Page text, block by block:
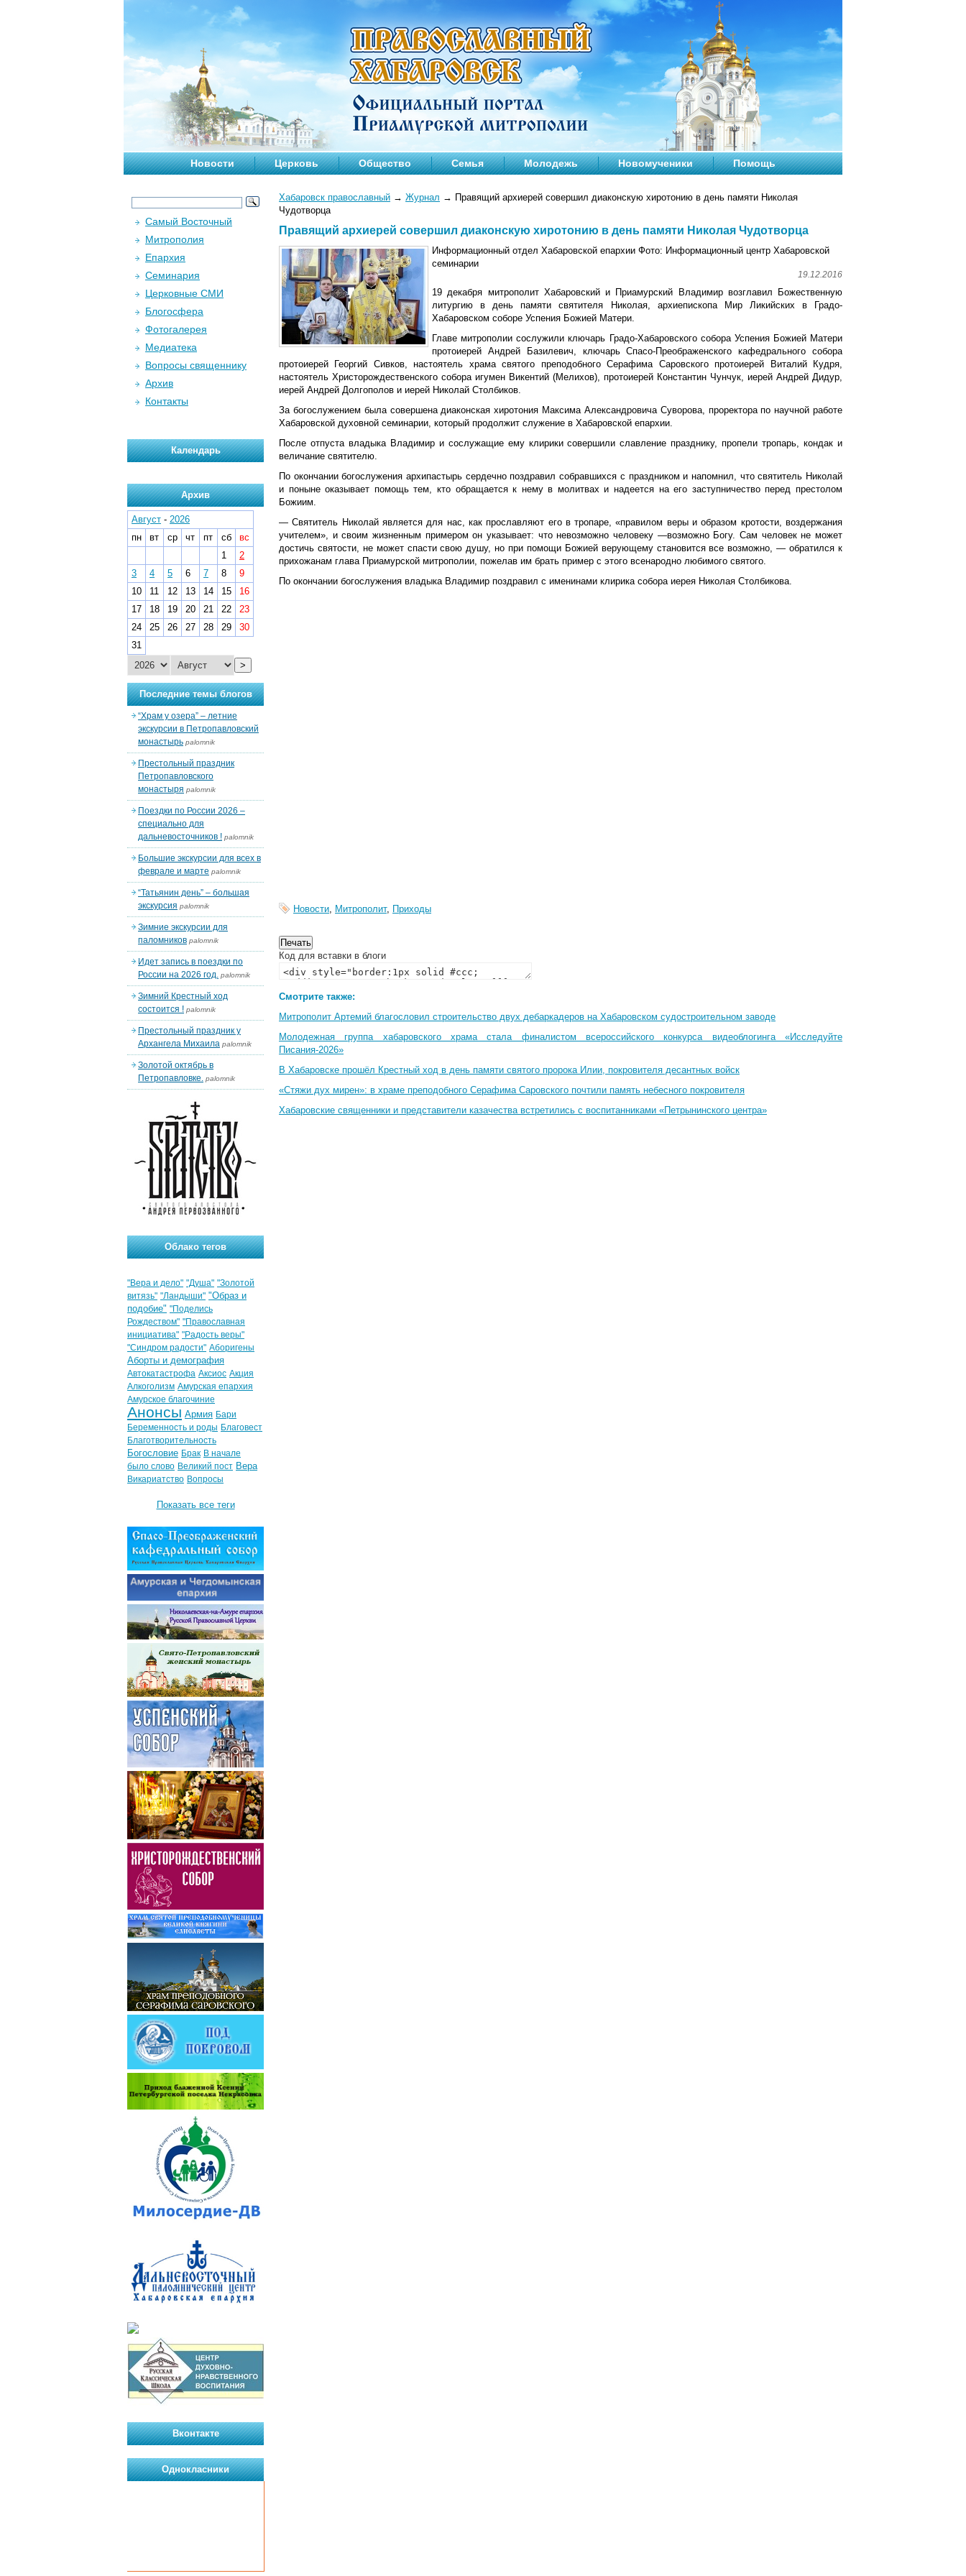
Новости Церковь Общество Семья Молодежь Новомученики Помощь
Хабаровск православный → Журнал → Правящий архиерей совершил диаконскую хиротонию в день памяти Николая
Чудотворца
Правящий архиерей совершил диаконскую хиротонию в день памяти Николая Чудотворца
Информационный отдел Хабаровской епархии Фото: Информационный центр Хабаровской
семинарии
19.12.2016
19 декабря митрополит Хабаровский и Приамурский Владимир возглавил Божественную
литургию в день памяти святителя Николая, архиепископа Мир Ликийских в Градо-
Хабаровском соборе Успения Божией Матери.
Главе митрополии сослужили ключарь Градо-Хабаровского собора Успения Божией Матери
протоиерей Андрей Базилевич, ключарь Спасо-Преображенского кафедрального собора
протоиерей Георгий Сивков, настоятель храма святого преподобного Серафима Саровского протоиерей Виталий Кудря,
настоятель Христорождественского собора игумен Викентий (Мелихов), протоиерей Константин Чунчук, иерей Андрей Дидур,
иерей Андрей Долгополов и иерей Николай Столбиков.
За богослужением была совершена диаконская хиротония Максима Александровича Суворова, проректора по научной работе
Хабаровской духовной семинарии, который продолжит служение в Хабаровской епархии.
После отпуста владыка Владимир и сослужащие ему клирики совершили славление празднику, пропели тропарь, кондак и
величание святителю.
По окончании богослужения архипастырь сердечно поздравил собравшихся с праздником и напомнил, что святитель Николай
и поныне оказывает помощь тем, кто обращается к нему в молитвах и надеется на его заступничество перед престолом
Божиим.
— Святитель Николай является для нас, как прославляют его в тропаре, «правилом веры и образом кротости, воздержания
учителем», и своим жизненным примером он указывает: что невозможно человеку —возможно Богу. Сам человек не может
достичь святости, не может спасти свою душу, но при помощи Божией верующему становится все возможно, — обратился к
прихожанам глава Приамурской митрополии, пожелав им брать пример с этого всенародно любимого святого.
По окончании богослужения владыка Владимир поздравил с именинами клирика собора иерея Николая Столбикова.
Новости, Митрополит, Приходы
Код для вставки в блоги
Смотрите также:
Митрополит Артемий благословил строительство двух дебаркадеров на Хабаровском судостроительном заводе
Молодежная группа хабаровского храма стала финалистом всероссийского конкурса видеоблогинга «Исследуйте
Писания-2026»
В Хабаровске прошёл Крестный ход в день памяти святого пророка Илии, покровителя десантных войск
«Стяжи дух мирен»: в храме преподобного Серафима Саровского почтили память небесного покровителя
Хабаровские священники и представители казачества встретились с воспитанниками «Петрынинского центра»
Самый Восточный
Митрополия
Епархия
Семинария
Церковные СМИ
Блогосфера
Фотогалерея
Медиатека
Вопросы священнику
Архив
Контакты
Календарь
Архив
Август - 2026
пн
вт ср чт пт сб
вс
1
2
3
4 5 6 7 8
9
10
11 12 13 14 15
16
17
18 19 20 21 22
23
24
25 26 27 28 29
30
31
>
Последние темы блогов
“Храм у озера” – летние
экскурсии в Петропавловский
монастырь palomnik
Престольный праздник
Петропавловского
монастыря palomnik
Поездки по России 2026 –
специально для
дальневосточников ! palomnik
Большие экскурсии для всех в
феврале и марте palomnik
“Татьянин день” – большая
экскурсия palomnik
Зимние экскурсии для
паломников palomnik
Идет запись в поездки по
России на 2026 год. palomnik
Зимний Крестный ход
состоится ! palomnik
Престольный праздник у
Архангела Михаила palomnik
Золотой октябрь в
Петропавловке. palomnik
Облако тегов
"Вера и дело" "Душа" "Золотой
витязь" "Ландыши" "Образ и
подобие" "Поделись
Рождеством" "Православная
инициатива" "Радость веры"
"Синдром радости" Аборигены
Аборты и демография
Автокатастрофа Аксиос Акция
Алкоголизм Амурская епархия
Амурское благочиние
Анонсы Армия Бари
Беременность и роды Благовест
Благотворительность
Богословие Брак В начале
было слово Великий пост Вера
Викариатство Вопросы
Показать все теги
Вконтакте
Однокласники